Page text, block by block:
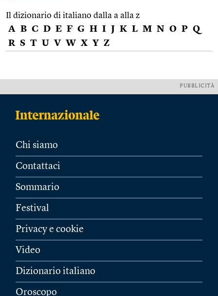
Il dizionario di italiano dalla a alla z
A B C D E F G H I J K L M N O P Q
R S T U V W X Y Z
PUBBLICITÀ
Chi siamo
Contattaci
Sommario
Festival
Privacy e cookie
Video
Dizionario italiano
Oroscopo